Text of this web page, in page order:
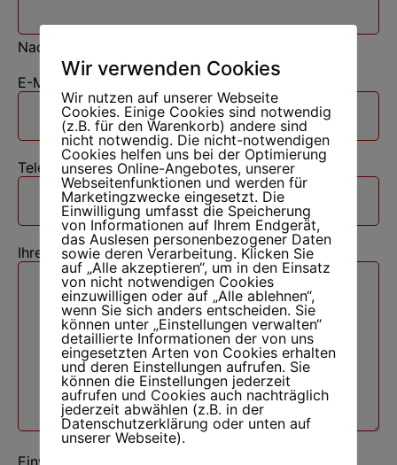
Nachname
E-Mail
Telefon*
Ihre Mitteilung/Anfrage*
Wir verwenden Cookies
Wir nutzen auf unserer Webseite
Cookies. Einige Cookies sind notwendig
(z.B. für den Warenkorb) andere sind
nicht notwendig. Die nicht-notwendigen
Cookies helfen uns bei der Optimierung
unseres Online-Angebotes, unserer
Webseitenfunktionen und werden für
Marketingzwecke eingesetzt. Die
Einwilligung umfasst die Speicherung
von Informationen auf Ihrem Endgerät,
das Auslesen personenbezogener Daten
sowie deren Verarbeitung. Klicken Sie
auf „Alle akzeptieren“, um in den Einsatz
von nicht notwendigen Cookies
einzuwilligen oder auf „Alle ablehnen“,
wenn Sie sich anders entscheiden. Sie
können unter „Einstellungen verwalten“
detaillierte Informationen der von uns
eingesetzten Arten von Cookies erhalten
und deren Einstellungen aufrufen. Sie
können die Einstellungen jederzeit
aufrufen und Cookies auch nachträglich
jederzeit abwählen (z.B. in der
Datenschutzerklärung oder unten auf
unserer Webseite).